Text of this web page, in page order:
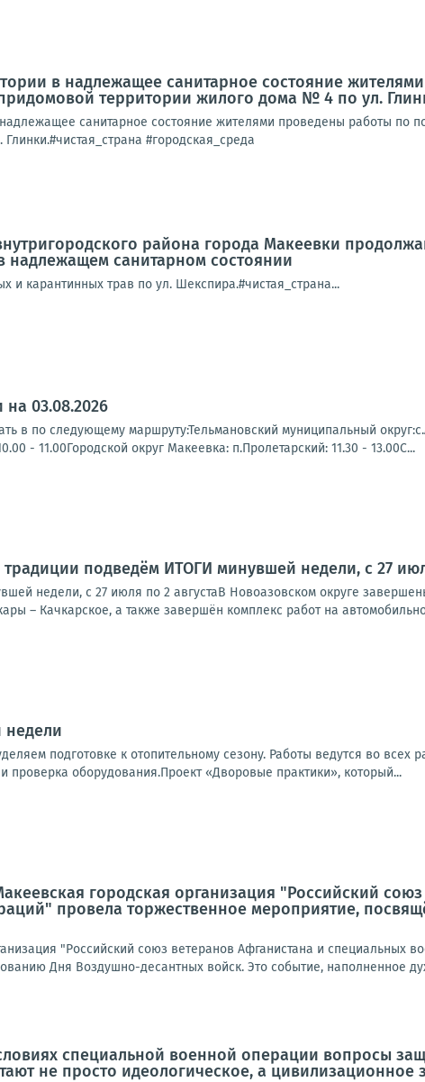
в надлежащее санитарное состояние
территории жилого дома № 4 по ул.
санитарное состояние жителями проведены работы по
#городская_среда
района города Макеевки
надлежащем санитарном состоянии
и карантинных трав по ул. Шекспира.#чистая_страна...
03.08.2026
в по следующему маршруту:Тельмановский муниципальный
- 11.00Городской округ Макеевка: п.Пролетарский: 11.30 - 13.00С...
подведём ИТОГИ минувшей недели, с 27
недели, с 27 июля по 2 августаВ Новоазовском округе
– Качкарское, а также завершён комплекс работ на
подготовке к отопительному сезону. Работы ведутся во всех
проверка оборудования.Проект «Дворовые практики», который...
городская организация "Российский
провела торжественное мероприятие,
"Российский союз ветеранов Афганистана и специальных
Дня Воздушно-десантных войск. Это событие, наполненное
специальной военной операции вопросы
не просто идеологическое, а цивилизационное